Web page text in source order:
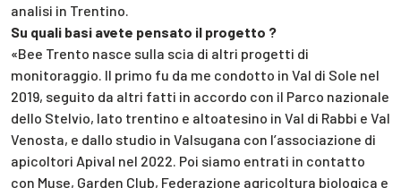
analisi in Trentino.
Su quali basi avete pensato il progetto ?
«Bee Trento nasce sulla scia di altri progetti di
monitoraggio. Il primo fu da me condotto in Val di Sole nel
2019, seguito da altri fatti in accordo con il Parco nazionale
dello Stelvio, lato trentino e altoatesino in Val di Rabbi e Val
Venosta, e dallo studio in Valsugana con l’associazione di
apicoltori Apival nel 2022. Poi siamo entrati in contatto
con Muse, Garden Club, Federazione agricoltura biologica e